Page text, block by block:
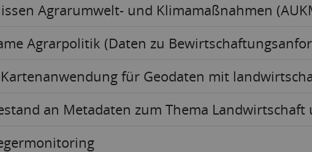
Agrarumwelt- und Klimamaßnahmen
Agrarpolitik (Daten zu
für Geodaten mit
an Metadaten zum Thema Landwirtschaft